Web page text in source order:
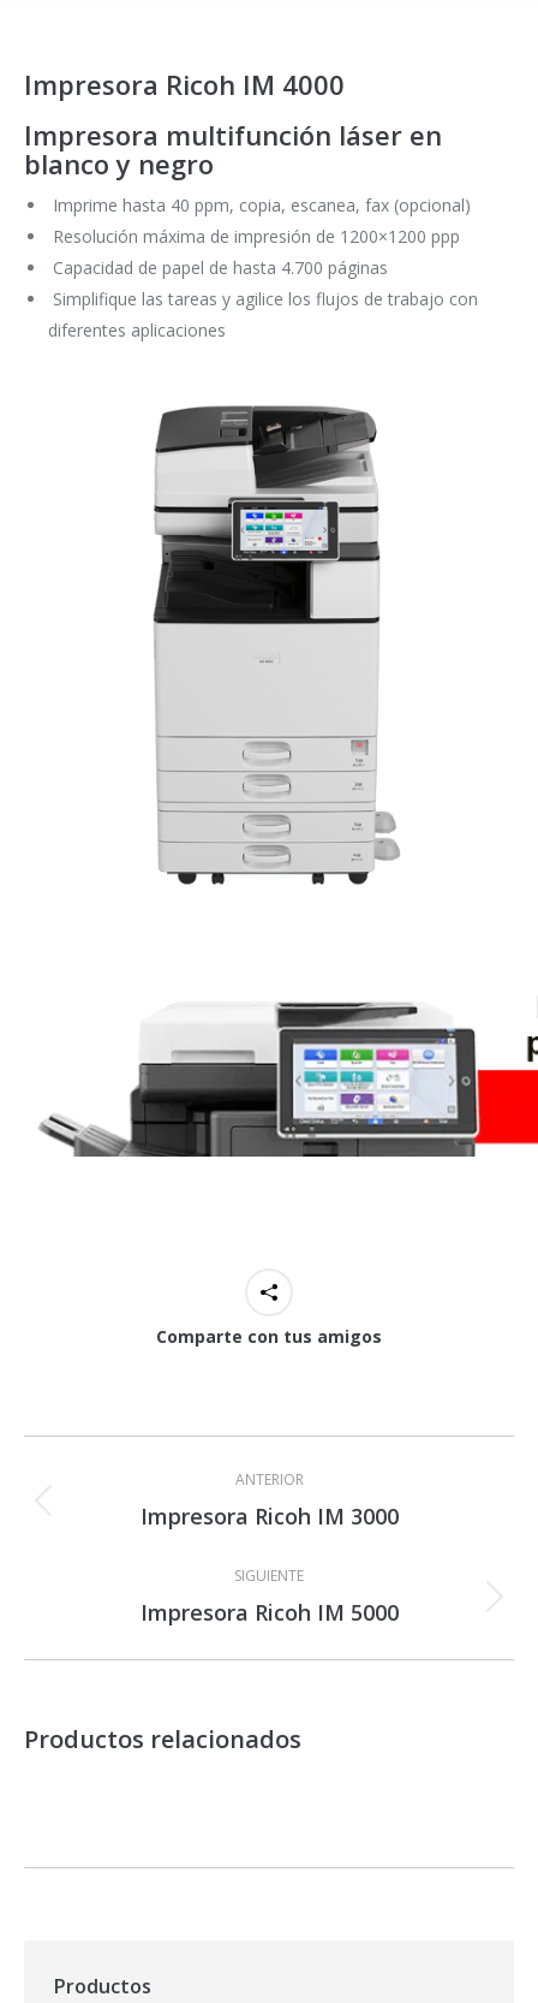
Impresora Ricoh IM 4000
Impresora multifunción láser en
blanco y negro
Imprime hasta 40 ppm, copia, escanea, fax (opcional)
Resolución máxima de impresión de 1200×1200 ppp
Capacidad de papel de hasta 4.700 páginas
Simplifique las tareas y agilice los flujos de trabajo con
diferentes aplicaciones
Comparte con tus amigos
Navegación
entre
proyectos
ANTERIOR
Proyecto
Impresora Ricoh IM 3000
SIGUIENTE
Proyecto
Impresora Ricoh IM 5000
Productos relacionados
Productos